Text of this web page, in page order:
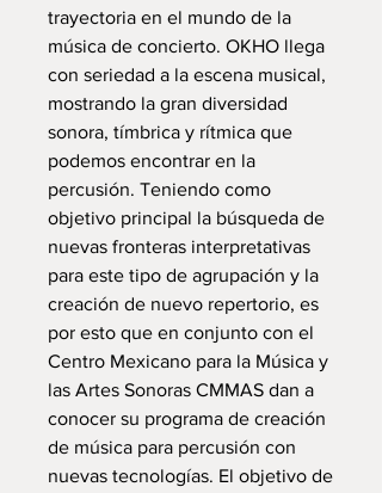
trayectoria en el mundo de la
música de concierto. OKHO llega
con seriedad a la escena musical,
mostrando la gran diversidad
sonora, tímbrica y rítmica que
podemos encontrar en la
percusión. Teniendo como
objetivo principal la búsqueda de
nuevas fronteras interpretativas
para este tipo de agrupación y la
creación de nuevo repertorio, es
por esto que en conjunto con el
Centro Mexicano para la Música y
las Artes Sonoras CMMAS dan a
conocer su programa de creación
de música para percusión con
nuevas tecnologías. El objetivo de